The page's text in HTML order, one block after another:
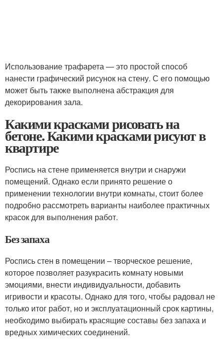
Использование трафарета — это простой способ
нанести графический рисунок на стену. С его помощью
может быть также выполнена абстракция для
декорирования зала.
Какими красками рисовать на
бетоне. Какими красками рисуют в
квартире
Роспись на стене применяется внутри и снаружи
помещений. Однако если принято решение о
применении технологии внутри комнаты, стоит более
подробно рассмотреть варианты наиболее практичных
красок для выполнения работ.
Без запаха
Роспись стен в помещении – творческое решение,
которое позволяет разукрасить комнату новыми
эмоциями, внести индивидуальности, добавить
игривости и красоты. Однако для того, чтобы радовал не
только итог работ, но и эксплуатационный срок картины,
необходимо выбирать красящие составы без запаха и
вредных химических соединений.